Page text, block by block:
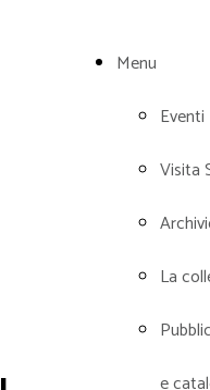
Menu
Eventi
Visita
La
e